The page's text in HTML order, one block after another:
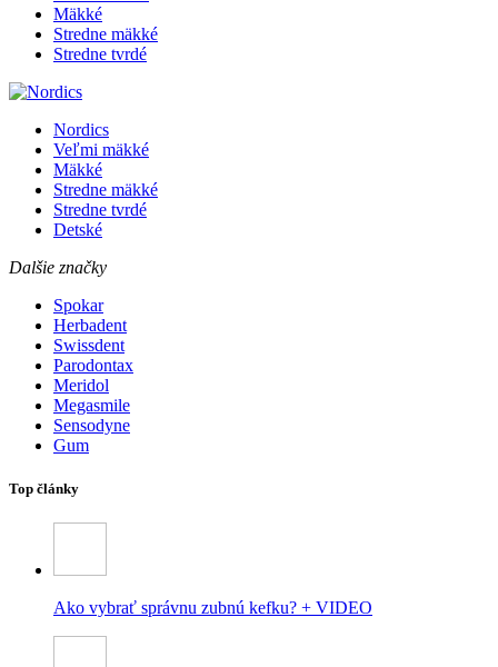
Mäkké
Stredne mäkké
Stredne tvrdé
Nordics
Veľmi mäkké
Mäkké
Stredne mäkké
Stredne tvrdé
Detské
Dalšie značky
Spokar
Herbadent
Swissdent
Parodontax
Meridol
Megasmile
Sensodyne
Gum
Top články
Ako vybrať správnu zubnú kefku? + VIDEO